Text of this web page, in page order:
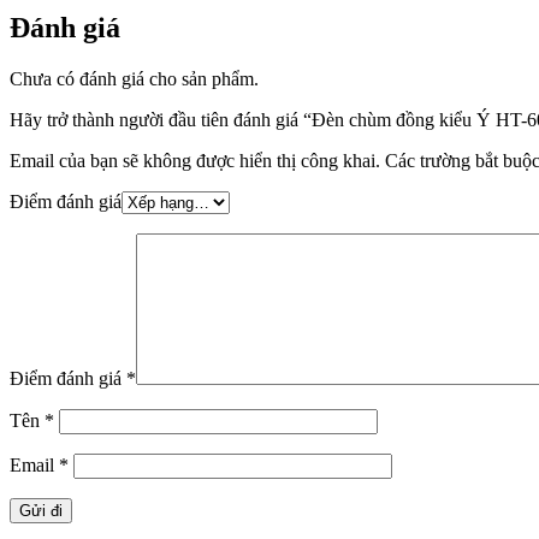
Đánh giá
Chưa có đánh giá cho sản phẩm.
Hãy trở thành người đầu tiên đánh giá “Đèn chùm đồng kiểu Ý HT-
Email của bạn sẽ không được hiển thị công khai. Các trường bắt
Điểm đánh giá
Điểm đánh giá *
Tên *
Email *